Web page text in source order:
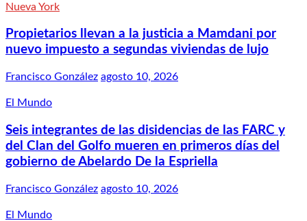
Nueva York
Propietarios llevan a la justicia a Mamdani por
nuevo impuesto a segundas viviendas de lujo
Francisco González agosto 10, 2026
El Mundo
Seis integrantes de las disidencias de las FARC y
del Clan del Golfo mueren en primeros días del
gobierno de Abelardo De la Espriella
Francisco González agosto 10, 2026
El Mundo